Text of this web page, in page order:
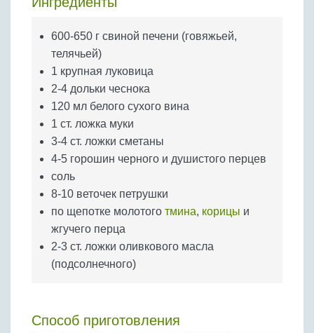
Бобовые
Крупы
600-650 г свиной печени (говяжьей,
телячьей)
1 крупная луковица
2-4 дольки чеснока
120 мл белого сухого вина
1 ст. ложка муки
3-4 ст. ложки сметаны
4-5 горошин черного и душистого перцев
соль
8-10 веточек петрушки
по щепотке молотого тмина, корицы и
жгучего перца
2-3 ст. ложки оливкового масла
(подсолнечного)
Способ приготовления